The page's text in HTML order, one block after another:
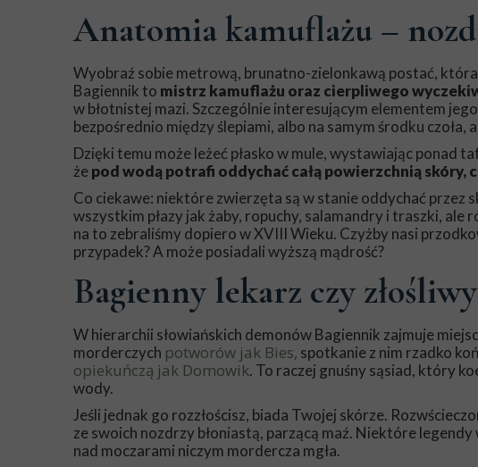
Anatomia kamuflażu –
Wyobraź sobie metrową, brunatno-zielonkawą postać, która
Bagiennik to mistrz kamuflażu oraz cierpliwego
w błotnistej mazi. Szczególnie interesującym elementem
bezpośrednio między ślepiami, albo na samym środku
Dzięki temu może leżeć płasko w mule, wystawiając ponad
żepod wodą potrafi oddychać całą powierzchnią skóry,
Co ciekawe: niektóre zwierzęta są w stanie oddychać przez
wszystkim płazy jak żaby, ropuchy, salamandry i traszki,
na to zebraliśmy dopiero w XVIII Wieku. Czyżby nasi
przypadek? A może posiadali wyższą mądrość?
Bagienny lekarz czy
W hierarchii słowiańskich demonów Bagiennik zajmuje
morderczych potworów jak Bies, spotkanie z nim rzadko
opiekuńczą jak Domowik. To raczej gnuśny sąsiad, który
wody.
Jeśli jednak go rozzłościsz, biada Twojej skórze.
ze swoich nozdrzy błoniastą, parzącą maź. Niektóre
nad moczarami niczym mordercza mgła.